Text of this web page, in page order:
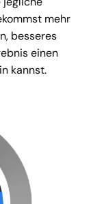
mehr
besseres
einen
kannst.